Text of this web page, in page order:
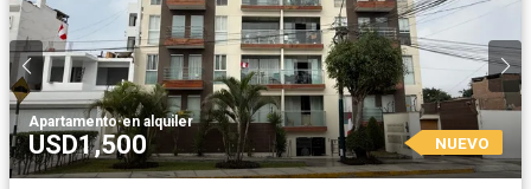
Apartamento·en alquiler
USD1,500 NUEVO